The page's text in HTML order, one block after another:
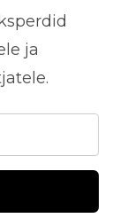
ja